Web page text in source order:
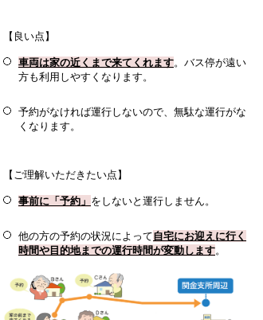
【良い点】
車両は家の近くまで来てくれます。バス停が遠い
方も利用しやすくなります。
予約がなければ運行しないので、無駄な運行がな
くなります。
【ご理解いただきたい点】
事前に「予約」 をしないと運行しません。
他の方の予約の状況によって自宅にお迎えに行く
時間や目的地までの運行時間が変動します。